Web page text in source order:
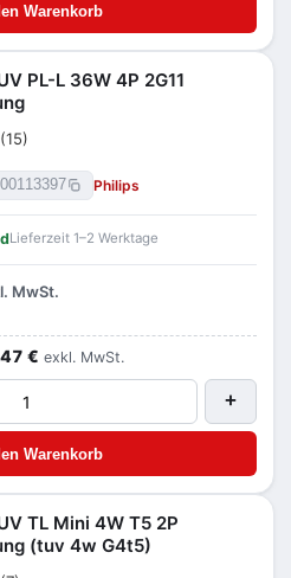
Warenkorb
PL-L 36W 4P 2G11
(15)
Philips
Lieferzeit 1–2 Werktage
MwSt.
€ exkl. MwSt.
+
Warenkorb
TL Mini 4W T5 2P
(tuv 4w G4t5)